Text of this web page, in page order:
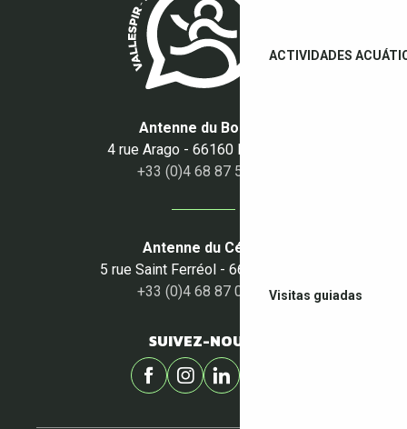
ACTIVIDADES
Visitas guiadas
Antenne du Boulou
4 rue Arago - 66160 Le Boulou
+33 (0)4 68 87 50 95
Antenne du Céret
5 rue Saint Ferréol - 66400 Céret
+33 (0)4 68 87 00 53
SUIVEZ-NOUS !